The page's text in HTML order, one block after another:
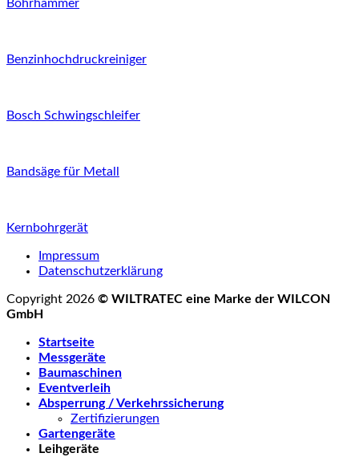
Bohrhammer
Benzinhochdruckreiniger
Bosch Schwingschleifer
Bandsäge für Metall
Kernbohrgerät
Impressum
Datenschutzerklärung
Copyright 2026 © WILTRATEC eine Marke der WILCON
GmbH
Startseite
Messgeräte
Baumaschinen
Eventverleih
Absperrung / Verkehrssicherung
Zertifizierungen
Gartengeräte
Leihgeräte